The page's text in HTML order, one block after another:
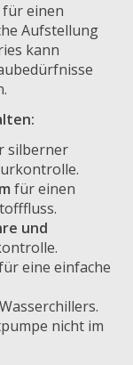
für einen
Aufstellung
kann
silberner
für einen
und
eine einfache
nicht im